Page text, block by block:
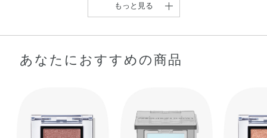
【アディクション アイシ
ャドウ60色スウ …
【全60色の圧巻のカラー
バリエーションア …
もっと見る
あなたにおすすめの商品